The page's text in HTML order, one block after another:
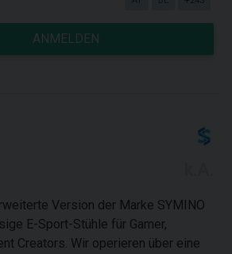
ANMELDEN
Version der Marke SYMINO
E-Sport-Stühle für Gamer,
Creators. Wir operieren über eine